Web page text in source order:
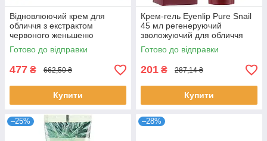
Відновлюючий крем для
обличчя з екстрактом
червоного женьшеню
Farmstay Red Ginseng Prime
Repair Cream 100 мл
Готово до відправки
477 ₴ 662,50 ₴
Купити
Крем-гель Eyenlip Pure Snail
45 мл регенеруючий
зволожуючий для обличчя
відновлюючий з муцином
равлика Айнліп
Готово до відправки
201 ₴ 287,14 ₴
Купити
–25% –28%